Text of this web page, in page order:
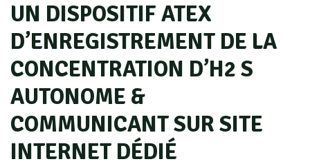
UN DISPOSITIF ATEX
D’ENREGISTREMENT DE LA
CONCENTRATION D’H2 S
AUTONOME &
COMMUNICANT SUR SITE
INTERNET DÉDIÉ